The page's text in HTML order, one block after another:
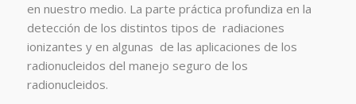
en nuestro medio. La parte práctica profundiza en la
detección de los distintos tipos de radiaciones
ionizantes y en algunas de las aplicaciones de los
radionucleidos del manejo seguro de los
radionucleidos.